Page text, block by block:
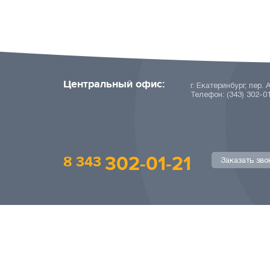
Центральный офис:
г. Екатеринбург,
Телефон: (343) 302-
8 343 302-01-21 Заказать